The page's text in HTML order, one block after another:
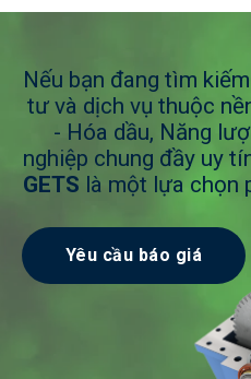
Nếu bạn đang tìm
tư và dịch vụ thuộc
- Hóa dầu, Năng
nghiệp chung đầy uy
GETS là một lựa chọn
Yêu cầu báo giá